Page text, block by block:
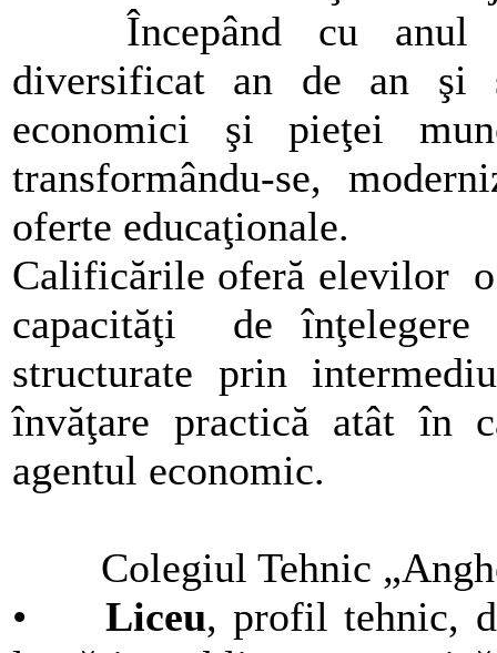
Începând cu anul
diversificat an de an şi
economici şi pieţei
transformându-se,
oferte educaţionale.
Calificările oferă elevilor
capacităţi de
structurate prin
învăţare practică atât
agentul economic.
Colegiul Tehnic
•
Liceu, profil tehnic,